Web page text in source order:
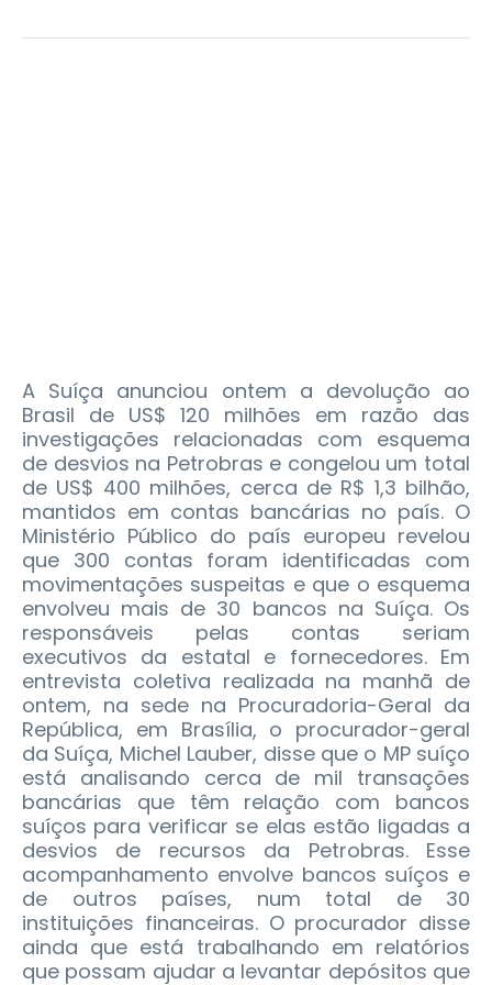
A Suíça anunciou ontem a devolução ao
Brasil de US$ 120 milhões em razão das
investigações relacionadas com esquema
de desvios na Petrobras e congelou um total
de US$ 400 milhões, cerca de R$ 1,3 bilhão,
mantidos em contas bancárias no país. O
Ministério Público do país europeu revelou
que 300 contas foram identificadas com
movimentações suspeitas e que o esquema
envolveu mais de 30 bancos na Suíça. Os
responsáveis pelas contas seriam
executivos da estatal e fornecedores. Em
entrevista coletiva realizada na manhã de
ontem, na sede na Procuradoria-Geral da
República, em Brasília, o procurador-geral
da Suíça, Michel Lauber, disse que o MP suíço
está analisando cerca de mil transações
bancárias que têm relação com bancos
suíços para verificar se elas estão ligadas a
desvios de recursos da Petrobras. Esse
acompanhamento envolve bancos suíços e
de outros países, num total de 30
instituições financeiras. O procurador disse
ainda que está trabalhando em relatórios
que possam ajudar a levantar depósitos que